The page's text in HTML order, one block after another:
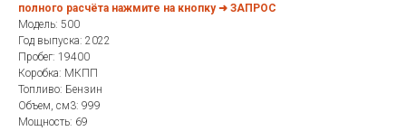
полного расчёта нажмите на кнопку ➜ ЗАПРОС
Модель: 500
Год выпуска: 2022
Пробег: 19400
Коробка: МКПП
Топливо: Бензин
Объем, см3: 999
Мощность: 69